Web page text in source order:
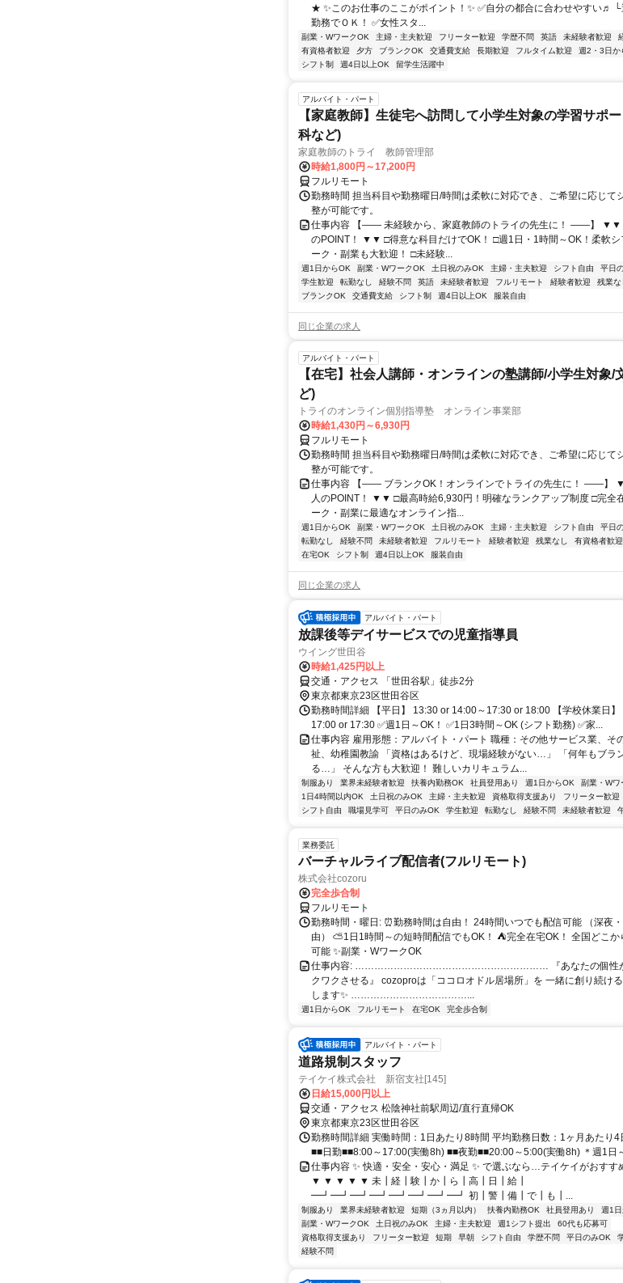
★ ✨このお仕事のここがポイント！✨ ✅自分の都合に合わせやすい♬
勤務でＯＫ！ ✅女性スタ...
副業・WワークOK 主婦・主夫歓迎 フリーター歓迎 学歴不問 英語 未経験者歓迎
有資格者歓迎
夕方 ブランクOK 交通費支給 長期歓迎 フルタイム歓迎
週2・3日か
シフト制
週4日以上OK 留学生活躍中
アルバイト・パート
【家庭教師】生徒宅へ訪問して小学生対象の学習サポ
科など)
家庭教師のトライ 教師管理部
時給1,800円～17,200円
フルリモート
勤務時間 担当科目や勤務曜日/時間は柔軟に対応でき、ご希望に応じて
整が可能です。
仕事内容 【―― 未経験から、家庭教師のトライの先生に！ ――】 ▼▼
のPOINT！ ▼▼ □得意な科目だけでOK！ □週1日・1時間～OK！柔軟シ
ーク・副業も大歓迎！ □未経験...
週1日からOK 副業・WワークOK 土日祝のみOK 主婦・主夫歓迎 シフト自由
平日
学生歓迎
転勤なし 経験不問 英語 未経験者歓迎 フルリモート 経験者歓迎 残業な
ブランクOK
交通費支給 シフト制 週4日以上OK 服装自由
同じ企業の求人
アルバイト・パート
【在宅】社会人講師・オンラインの塾講師/小学生対象
ど)
トライのオンライン個別指導塾 オンライン事業部
時給1,430円～6,930円
フルリモート
勤務時間 担当科目や勤務曜日/時間は柔軟に対応でき、ご希望に応じて
整が可能です。
仕事内容 【―― ブランクOK！オンラインでトライの先生に！ ――】
人のPOINT！ ▼▼ □最高時給6,930円！明確なランクアップ制度 □完全
ーク・副業に最適なオンライン指...
週1日からOK 副業・WワークOK 土日祝のみOK 主婦・主夫歓迎 シフト自由
平日
転勤なし
経験不問 未経験者歓迎 フルリモート 経験者歓迎 残業なし 有資格者歓迎
在宅OK
シフト制 週4日以上OK 服装自由
同じ企業の求人
アルバイト・パート
放課後等デイサービスでの児童指導員
ウイング世田谷
時給1,425円以上
交通・アクセス 「世田谷駅」徒歩2分
東京都東京23区世田谷区
勤務時間詳細 【平日】 13:30 or 14:00～17:30 or 18:00 【学校休業日】
17:00 or 17:30 ✅週1日～OK！ ✅1日3時間～OK (シフト勤務) ✅家...
仕事内容 雇用形態：アルバイト・パート 職種：その他サービス業、そ
祉、幼稚園教諭 「資格はあるけど、現場経験がない…」 「何年もブラ
る…」 そんな方も大歓迎！ 難しいカリキュラム...
制服あり 業界未経験者歓迎 扶養内勤務OK 社員登用あり 週1日からOK
副業・Wワ
1日4時間以内OK
土日祝のみOK 主婦・主夫歓迎 資格取得支援あり フリーター歓迎
シフト自由
職場見学可 平日のみOK 学生歓迎 転勤なし 経験不問 未経験者歓迎
業務委託
バーチャルライブ配信者(フルリモート)
株式会社cozoru
完全歩合制
フルリモート
勤務時間・曜日: ⏰勤務時間は自由！ 24時間いつでも配信可能 （深夜
由） ⛅1日1時間～の短時間配信でもOK！ ⛺完全在宅OK！ 全国どこか
可能 ✨副業・WワークOK
仕事内容: …………………………………………………… 『あなたの個性が
クワクさせる』 cozoproは「ココロオドル居場所」を 一緒に創り続け
します✨ ………………………………...
週1日からOK フルリモート 在宅OK 完全歩合制
アルバイト・パート
道路規制スタッフ
テイケイ株式会社 新宿支社[145]
日給15,000円以上
交通・アクセス 松陰神社前駅周辺/直行直帰OK
東京都東京23区世田谷区
勤務時間詳細 実働時間：1日あたり8時間 平均勤務日数：1ヶ月あたり4
■■日勤■■8:00～17:00(実働8h) ■■夜勤■■20:00～5:00(実働8h) ＊週1日
仕事内容 ✨ 快適・安全・安心・満足 ✨ で選ぶなら…テイケイがおす
▼ ▼ ▼ ▼ ▼ 未┃経┃験┃か┃ら┃高┃日┃給┃
━┛━┛━┛━┛━┛━┛━┛━┛ 初┃警┃備┃で┃も┃...
制服あり 業界未経験者歓迎 短期（3ヵ月以内） 扶養内勤務OK 社員登用あり
週1
副業・WワークOK
土日祝のみOK 主婦・主夫歓迎 週1シフト提出
60代も応募可
資格取得支援あり
フリーター歓迎 短期 早朝 シフト自由 学歴不問 平日のみOK
経験不問